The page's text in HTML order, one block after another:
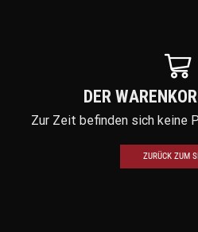
DER
Zur Zeit befinden sich keine
ZURÜCK ZUM